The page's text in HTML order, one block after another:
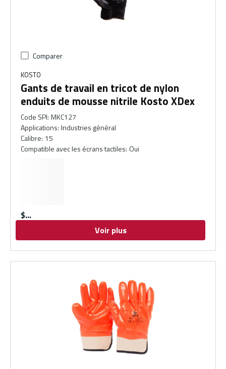
Comparer
KOSTO
Gants de travail en tricot de nylon
enduits de mousse nitrile Kosto XDex
Code SPI: MKC127
Applications: Industries général
Calibre: 15
Compatible avec les écrans tactiles: Oui
$
Voir plus